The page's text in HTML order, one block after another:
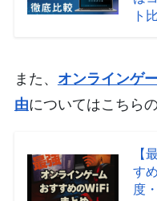
ト
また、 オンラインゲ
由についてはこちら
【
す
度